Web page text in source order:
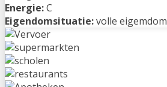
Energie:C
Eigendomsituatie:volle eigemdom